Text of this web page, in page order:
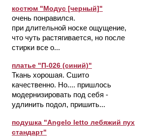
костюм "Модус [черный]"
очень понравился.
при длительной носке ощущение,
что чуть растягивается, но после
стирки все о...
платье "П-026 (синий)"
Ткань хорошая. Сшито
качественно. Но.... пришлось
модернизировать под себя -
удлинить подол, пришить...
подушка "Angelo letto лебяжий пух
стандарт"